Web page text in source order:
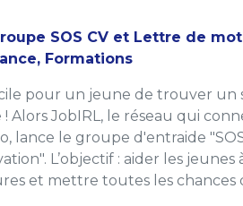
SOS CV et Lettre de
Formations
pour un jeune de trouver un
Alors JobIRL, le réseau qui
lance le groupe d'entraide
L’objectif : aider les jeunes
et mettre toutes les chances